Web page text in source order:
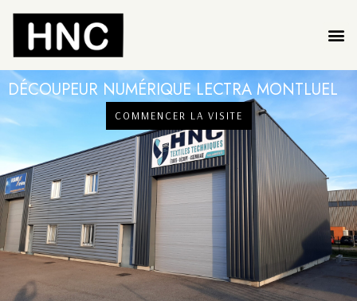
DÉCOUPEUR NUMÉRIQUE LECTRA MONTLUEL
COMMENCER LA VISITE